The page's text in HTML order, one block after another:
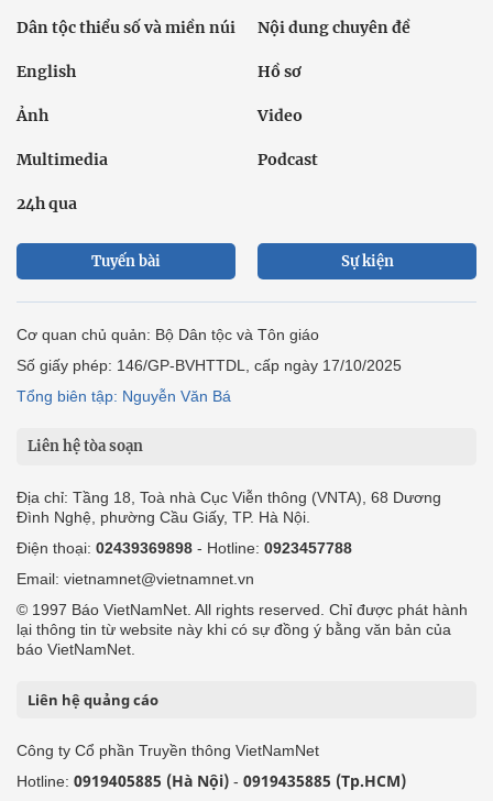
Dân tộc thiểu số và miền núi Nội dung chuyên đề
English Hồ sơ
Ảnh Video
Multimedia Podcast
24h qua
Tuyến bài Sự kiện
Cơ quan chủ quản: Bộ Dân tộc và Tôn giáo
Số giấy phép: 146/GP-BVHTTDL, cấp ngày 17/10/2025
Tổng biên tập: Nguyễn Văn Bá
Liên hệ tòa soạn
Địa chỉ: Tầng 18, Toà nhà Cục Viễn thông (VNTA), 68 Dương
Đình Nghệ, phường Cầu Giấy, TP. Hà Nội.
Điện thoại: 02439369898 - Hotline: 0923457788
Email: vietnamnet@vietnamnet.vn
© 1997 Báo VietNamNet. All rights reserved. Chỉ được phát hành
lại thông tin từ website này khi có sự đồng ý bằng văn bản của
báo VietNamNet.
Liên hệ quảng cáo
Công ty Cổ phần Truyền thông VietNamNet
Hotline: 0919405885 (Hà Nội) - 0919435885 (Tp.HCM)